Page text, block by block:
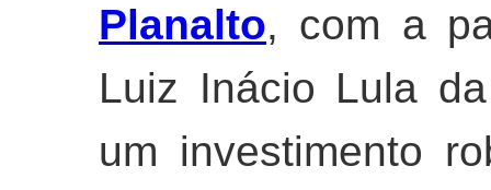
Planalto, com a
Luiz Inácio Lula
um investimento